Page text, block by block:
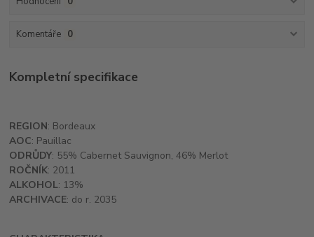
Komentáře 0
Kompletní specifikace
REGION: Bordeaux
AOC: Pauillac
ODRŮDY: 55% Cabernet Sauvignon, 46% Merlot
ROČNÍK: 2011
ALKOHOL: 13%
ARCHIVACE: do r. 2035